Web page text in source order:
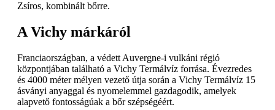
Zsíros, kombinált bőrre.
A Vichy márkáról
Franciaországban, a védett Auvergne-i vulkáni régió
központjában található a Vichy Termálvíz forrása. Évezredes
és 4000 méter mélyen vezető útja során a Vichy Termálvíz 15
ásványi anyaggal és nyomelemmel gazdagodik, amelyek
alapvető fontosságúak a bőr szépségéért.